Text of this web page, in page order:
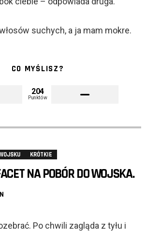
suchych, a ja mam mokre.
CO MYŚLISZ?
204
Punktów
KRÓTKIE
NA POBÓR DO WOJSKA.
Po chwili zagląda z tyłu i